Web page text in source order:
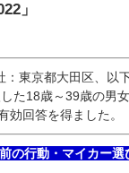
」
東京都大田区、以
た18歳～39歳の男
回答を得ました。
の行動・マイカー選